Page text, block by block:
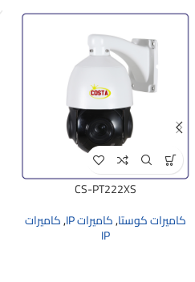
CS-PT222XS
كاميرات كوستا,كاميرات IP ,كاميرات
IP